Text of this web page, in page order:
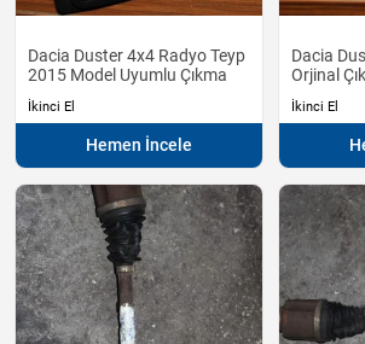
Dacia Duster 4x4 Radyo Teyp
2015 Model Uyumlu Çıkma
İkinci El
Hemen İncele
Dacia
Orjinal
İkinci El